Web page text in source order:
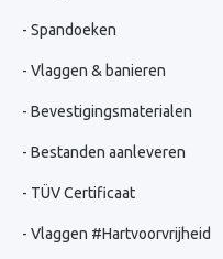
Spandoeken
Vlaggen & banieren
Bevestigingsmaterialen
Bestanden aanleveren
TÜV Certificaat
Vlaggen #Hartvoorvrijheid